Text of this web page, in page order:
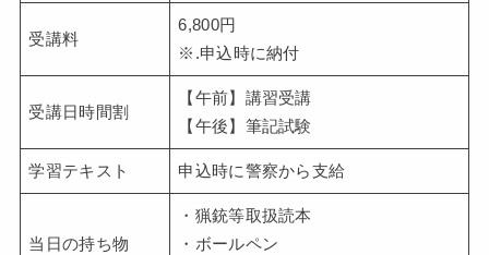
受講料
6,800円
※.申込時に納付
受講日時間割
【午前】講習受講
【午後】筆記試験
学習テキスト 申込時に警察から支給
当日の持ち物
・猟銃等取扱読本
・ボールペン